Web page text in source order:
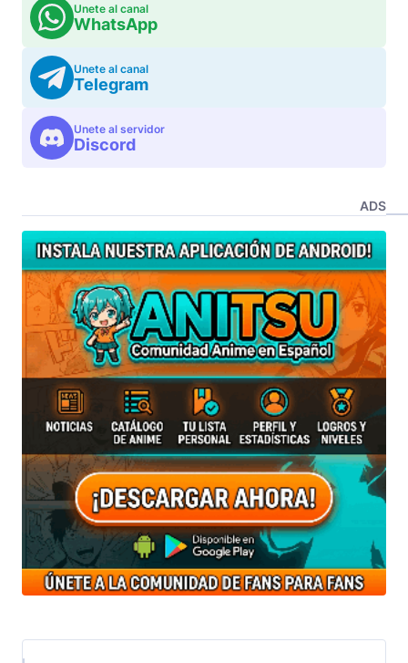
Unete al canal
WhatsApp
Unete al canal
Telegram
Unete al servidor
Discord
ADS